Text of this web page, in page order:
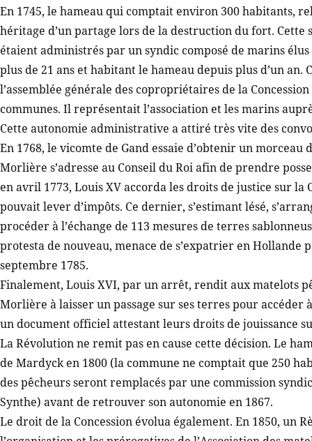
En 1745, le hameau qui comptait environ 300 habitants,
héritage d’un partage lors de la destruction du fort.
étaient administrés par un syndic composé de marins
plus de 21 ans et habitant le hameau depuis plus d’un
l’assemblée générale des copropriétaires de la
communes. Il représentait l’association et les marins
Cette autonomie administrative a attiré très vite des
En 1768, le vicomte de Gand essaie d’obtenir un
Morlière s’adresse au Conseil du Roi afin de prendre
en avril 1773, Louis XV accorda les droits de justice sur
pouvait lever d’impôts. Ce dernier, s’estimant lésé,
procéder à l’échange de 113 mesures de terres
protesta de nouveau, menace de s’expatrier en
septembre 1785.
Finalement, Louis XVI, par un arrêt, rendit aux matelots
Morlière à laisser un passage sur ses terres pour
un document officiel attestant leurs droits de jouissance
La Révolution ne remit pas en cause cette décision. Le
de Mardyck en 1800 (la commune ne comptait que 250
des pêcheurs seront remplacés par une commission
Synthe) avant de retrouver son autonomie en 1867.
Le droit de la Concession évolua également. En 1850, un